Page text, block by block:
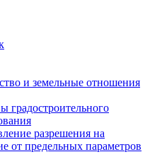
и земельные отношения
градостроительного
разрешения на
от предельных параметров